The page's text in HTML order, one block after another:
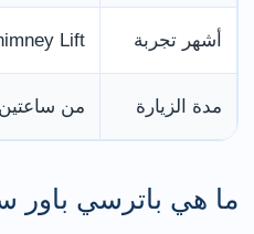
أشهر تجربة Lift
مدة الزيارة من
ما هي باترسي باور